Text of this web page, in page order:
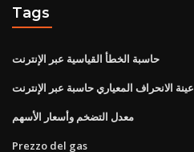
Tags
حاسبة الخطأ القياسية عبر الإنترنت
عينة الانحراف المعياري حاسبة عبر الإنترنت
معدل التضخم وأسعار الأسهم
Prezzo del gas